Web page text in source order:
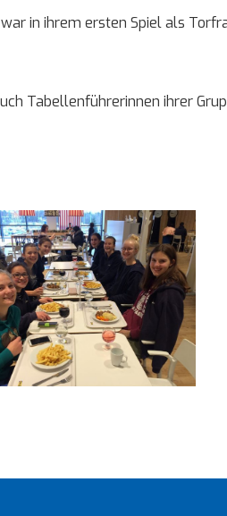
in ihrem ersten Spiel als
Tabellenführerinnen ihrer